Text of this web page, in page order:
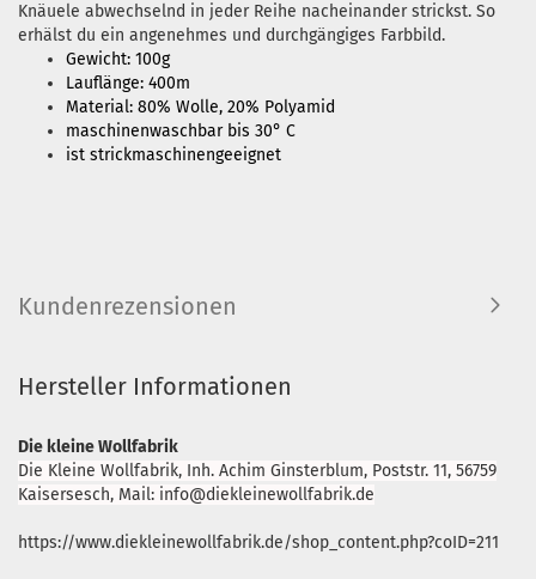
Knäuele abwechselnd in jeder Reihe nacheinander strickst. So
erhälst du ein angenehmes und durchgängiges Farbbild.
Gewicht: 100g
Lauflänge: 400m
Material: 80% Wolle, 20% Polyamid
maschinenwaschbar bis 30° C
ist strickmaschinengeeignet
Kundenrezensionen
Hersteller Informationen
Die kleine Wollfabrik
Die Kleine Wollfabrik, Inh. Achim Ginsterblum, Poststr. 11, 56759
Kaisersesch, Mail: info@diekleinewollfabrik.de
https://www.diekleinewollfabrik.de/shop_content.php?coID=211